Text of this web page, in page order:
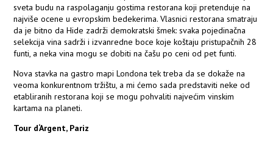
sveta budu na raspolaganju gostima restorana koji pretenduje na
najviše ocene u evropskim bedekerima. Vlasnici restorana smatraju
da je bitno da Hide zadrži demokratski šmek: svaka pojedinačna
selekcija vina sadrži i izvanredne boce koje koštaju pristupačnih 28
funti, a neka vina mogu se dobiti na čašu po ceni od pet funti.
Nova stavka na gastro mapi Londona tek treba da se dokaže na
veoma konkurentnom tržištu, a mi ćemo sada predstaviti neke od
etabliranih restorana koji se mogu pohvaliti najvećim vinskim
kartama na planeti.
Tour d‘Argent, Pariz